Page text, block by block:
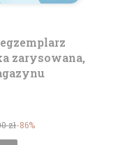
zarysowana,
zł-86%